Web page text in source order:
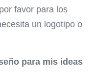
favor para los
un logotipo o
para mis ideas